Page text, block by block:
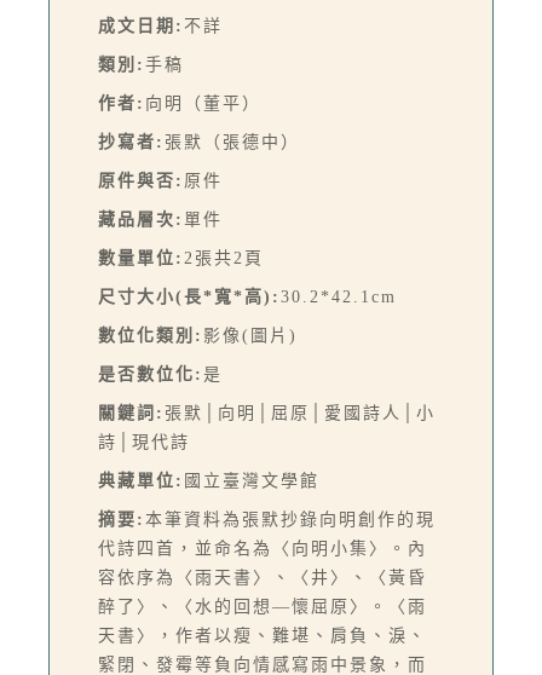
成文日期: 不詳
類別: 手稿
作者: 向明（董平）
抄寫者: 張默（張德中）
原件與否: 原件
藏品層次: 單件
數量單位: 2張共2頁
尺寸大小(長*寬*高): 30.2*42.1cm
數位化類別: 影像(圖片)
是否數位化: 是
關鍵詞: 張默│向明│屈原│愛國詩人│小
詩│現代詩
典藏單位: 國立臺灣文學館
摘要: 本筆資料為張默抄錄向明創作的現
代詩四首，並命名為〈向明小集〉。內
容依序為〈雨天書〉、〈井〉、〈黃昏
醉了〉、〈水的回想—懷屈原〉。〈雨
天書〉，作者以瘦、難堪、肩負、淚、
緊閉、發霉等負向情感寫雨中景象，而